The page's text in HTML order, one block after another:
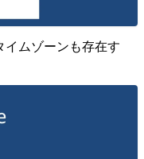
イムゾーンも存在す